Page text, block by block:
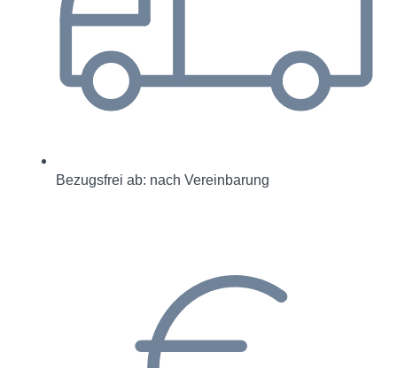
Bezugsfrei ab: nach Vereinbarung